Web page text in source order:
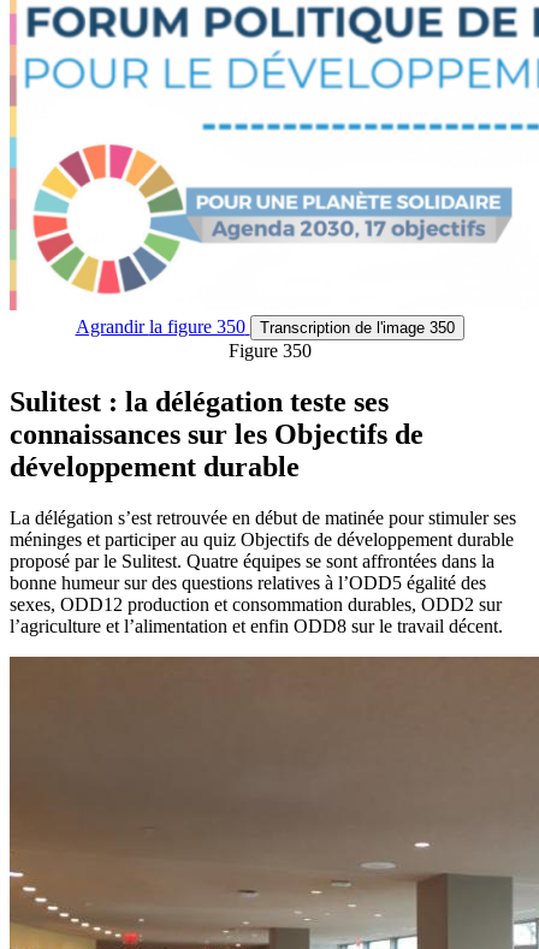
Agrandirla figure 350 Transcription de l'image 350
Figure 350
Sulitest : la délégation teste ses
connaissances sur les Objectifs de
développement durable
La délégation s’est retrouvée en début de matinée pour stimuler ses
méninges et participer au quiz Objectifs de développement durable
proposé par le Sulitest. Quatre équipes se sont affrontées dans la
bonne humeur sur des questions relatives à l’ODD5 égalité des
sexes, ODD12 production et consommation durables, ODD2 sur
l’agriculture et l’alimentation et enfin ODD8 sur le travail décent.